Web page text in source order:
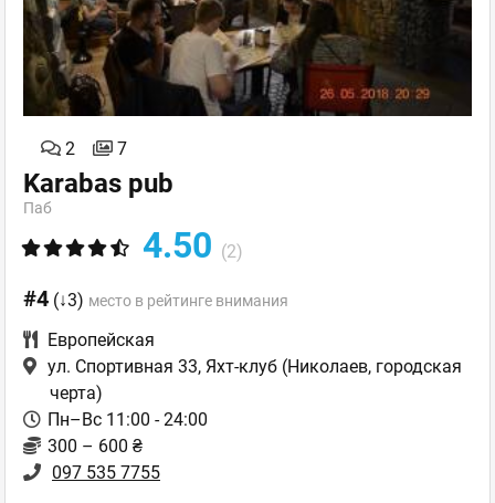
2 7
Karabas pub
Паб
4.50 (2)
#4 (↓3) место в рейтинге внимания
Европейская
ул. Спортивная 33, Яхт-клуб (Николаев, городская
черта)
Пн–Вс 11:00 - 24:00
300 – 600 ₴
097 535 7755